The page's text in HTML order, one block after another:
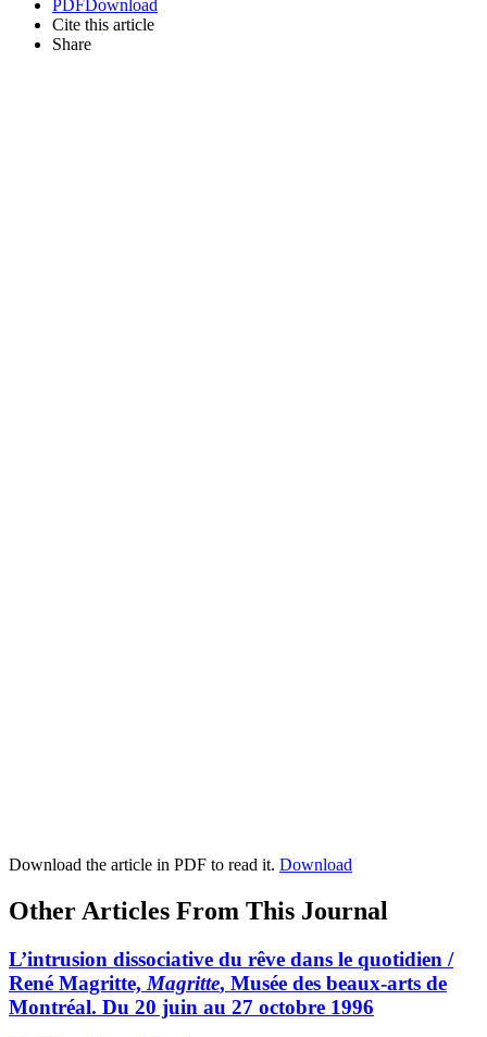
PDF Download
Cite this article
Share
Download the article in PDF to read it. Download
Other Articles From This Journal
L’intrusion dissociative du rêve dans le quotidien /
René Magritte, Magritte, Musée des beaux-arts de
Montréal. Du 20 juin au 27 octobre 1996